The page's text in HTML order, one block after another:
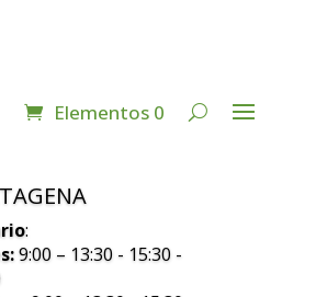
Elementos 0
:
9:00 – 13:30 - 15:30 -